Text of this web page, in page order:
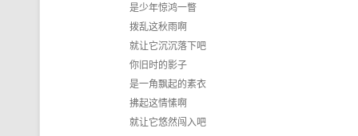
是少年惊鸿一瞥
拨乱这秋雨啊
就让它沉沉落下吧
你旧时的影子
是一角飘起的素衣
拂起这情愫啊
就让它悠然闯入吧